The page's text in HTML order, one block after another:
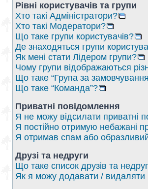
Рівні користувачів та групи
Хто такі Адміністратори?
Хто такі Модератори?
Що таке групи користувачів?
Де знаходяться групи
Як мені стати Лідером групи?
Чому групи відображаються
Що таке “Група за
Що таке “Команда”?
Приватні повідомлення
Я не можу відсилати приватні
Я постійно отримую небажані
Я отримав спам або
Друзі та недруги
Що таке список друзів та
Як я можу додавати / видаляти